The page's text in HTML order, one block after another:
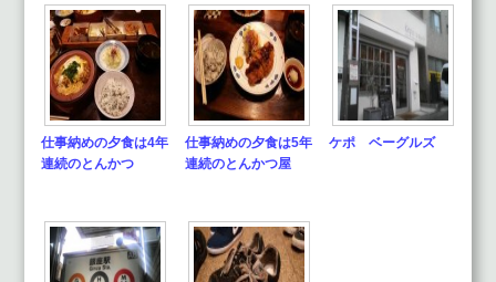
仕事納めの夕食は4年
連続のとんかつ
仕事納めの夕食は5年
連続のとんかつ屋
ケポ ベーグルズ